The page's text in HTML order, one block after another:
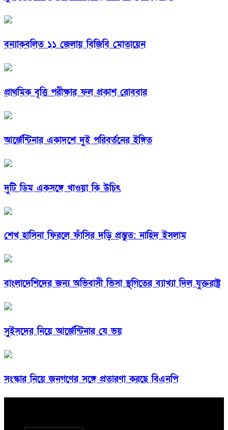
বন্যাকবলিত ১১ জেলায় বিজিবি মোতায়েন
প্রাথমিক বৃত্তি পরীক্ষার ফল প্রকাশ রোববার
আর্জেন্টিনার একাদশে দুই পরিবর্তনের ইঙ্গিত
দুটি ডিম একসঙ্গে খাওয়া কি উচিৎ
শেখ হাসিনা ফিরলে ফাঁসির দড়ি প্রস্তুত: নাহিদ ইসলাম
বাংলাদেশিদের জন্য অভিবাসী ভিসা স্থগিতের ব্যাখ্যা দিল যুক্তরাষ্ট্র
সুইসদের নিয়ে আর্জেন্টিনার যে ভয়
সংস্কার নিয়ে জনগণের সঙ্গে প্রতারণা করছে বিএনপি